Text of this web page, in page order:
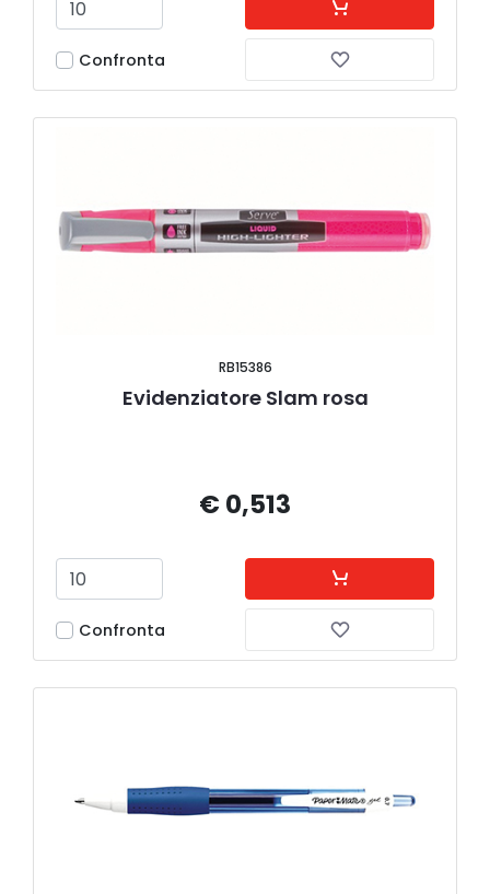
Confronta
RB15386
Evidenziatore Slam rosa
€ 0,513
Confronta